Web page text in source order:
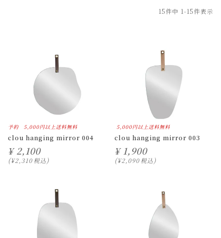
15件中 1-15件表示
予約 5,000円以上送料無料
clou hanging mirror 004
¥ 2,100
¥2,310税込
5,000円以上送料無料
clou hanging mirror 003
¥ 1,900
¥2,090税込